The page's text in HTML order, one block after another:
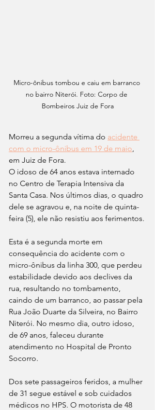
Micro-ônibus tombou e caiu em barranco
no bairro Niterói. Foto: Corpo de
Bombeiros Juiz de Fora
Morreu a segunda vítima do acidente
com o micro-ônibus em 19 de maio,
em Juiz de Fora.
O idoso de 64 anos estava internado
no Centro de Terapia Intensiva da
Santa Casa. Nos últimos dias, o quadro
dele se agravou e, na noite de quinta-
feira (5), ele não resistiu aos ferimentos.
Esta é a segunda morte em
consequência do acidente com o
micro-ônibus da linha 300, que perdeu
estabilidade devido aos declives da
rua, resultando no tombamento,
caindo de um barranco, ao passar pela
Rua João Duarte da Silveira, no Bairro
Niterói. No mesmo dia, outro idoso,
de 69 anos, faleceu durante
atendimento no Hospital de Pronto
Socorro.
Dos sete passageiros feridos, a mulher
de 31 segue estável e sob cuidados
médicos no HPS. O motorista de 48